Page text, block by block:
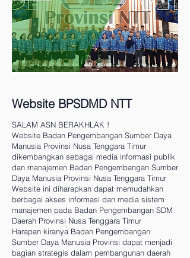
Website BPSDMD NTT
SALAM ASN BERAKHLAK !
Website Badan Pengembangan Sumber Daya
Manusia Provinsi Nusa Tenggara Timur
dikembangkan sebagai media informasi publik
dan manajemen Badan Pengembangan Sumber
Daya Manusia Provinsi Nusa Tenggara Timur
Website ini diharapkan dapat memudahkan
berbagai akses informasi dan media sistem
manajemen pada Badan Pengembangan SDM
Daerah Provinsi Nusa Tenggara Timur
Harapan kiranya Badan Pengembangan
Sumber Daya Manusia Provinsi dapat menjadi
bagian strategis dalam pembangunan daerah